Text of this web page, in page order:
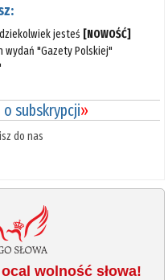
jesteś [NOWOŚĆ]
wydań "Gazety Polskiej"
subskrypcji»
do nas
wolność słowa!